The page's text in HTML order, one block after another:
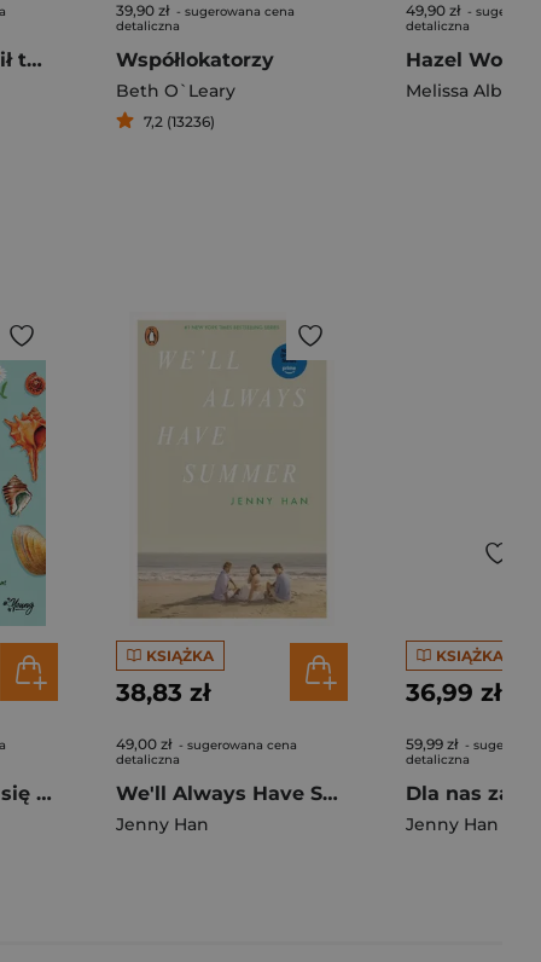
Gdyby ocean nosił twoje imię
39,90 zł - sugerowana cena
detaliczna
Współlokatorzy
Beth O`Leary
7,2 (13236)
49,90 zł -
detaliczna
Hazel Wood
Melissa Albert
Tego lata stałam się piękna. Lato. Tom 1 wyd. 2025
KSIĄŻKA
38,83 zł
49,00 zł - sugerowana cena
detaliczna
We'll Always Have Summer wer. angielska
Jenny Han
KSIĄŻKA
36,99 zł
59,99 zł -
detaliczna
Jenny Han